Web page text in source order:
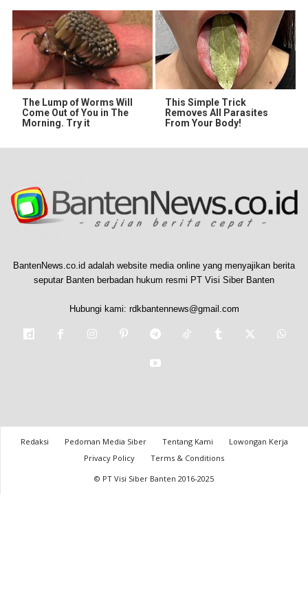
The Lump of Worms Will
Come Out of You in The
Morning. Try it
This Simple Trick
Removes All Parasites
From Your Body!
BantenNews.co.id adalah website media online yang menyajikan berita
seputar Banten berbadan hukum resmi PT Visi Siber Banten
Hubungi kami: rdkbantennews@gmail.com
Redaksi Pedoman Media Siber Tentang Kami
Lowongan Kerja
Privacy Policy
Terms & Conditions
© PT Visi Siber Banten 2016-2025